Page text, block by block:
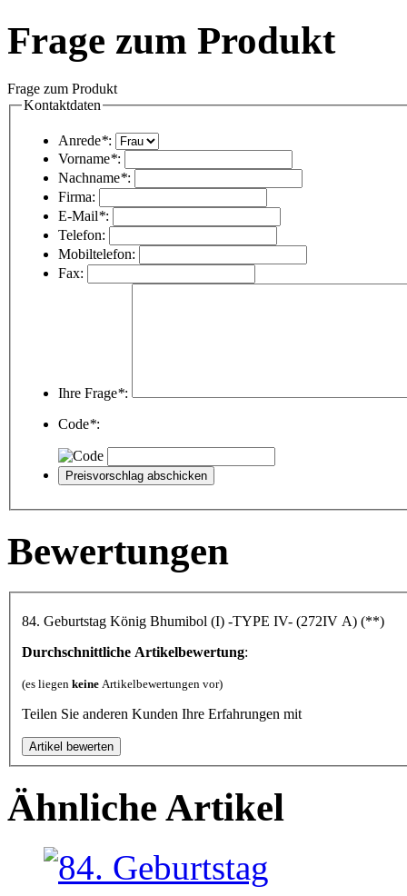
Frage zum Produkt
Frage zum Produkt
Kontaktdaten
Anrede*:
Vorname*:
Nachname*:
Firma:
E-Mail*:
Telefon:
Mobiltelefon:
Fax:
Ihre Frage*:
Code*:
Bewertungen
84. Geburtstag König Bhumibol (I) -TYPE IV- (272IV A) (**)
Durchschnittliche Artikelbewertung:
(es liegen keine Artikelbewertungen vor)
Teilen Sie anderen Kunden Ihre Erfahrungen mit
Ähnliche Artikel